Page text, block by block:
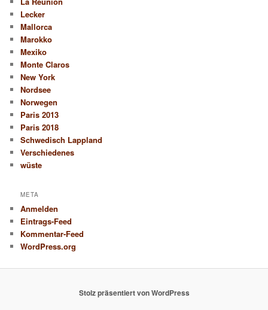
Lecker
Mallorca
Marokko
Mexiko
Monte Claros
New York
Nordsee
Norwegen
Paris 2013
Paris 2018
Schwedisch Lappland
Verschiedenes
wüste
META
Anmelden
Eintrags-Feed
Kommentar-Feed
WordPress.org
Stolz präsentiert von WordPress